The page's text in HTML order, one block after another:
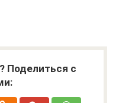
Поделиться с